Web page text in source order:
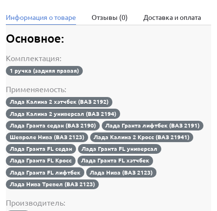
Информация о товаре Отзывы (0) Доставка и оплата
Основное:
Комплектация:
1 ручка (задняя правая)
Применяемость:
Лада Калина 2 хэтчбек (ВАЗ 2192)
Лада Калина 2 универсал (ВАЗ 2194)
Лада Гранта седан (ВАЗ 2190)
Лада Гранта лифтбек (ВАЗ 2191)
Шевроле Нива (ВАЗ 2123)
Лада Калина 2 Кросс (ВАЗ 21941)
Лада Гранта FL седан
Лада Гранта FL универсал
Лада Гранта FL Кросс
Лада Гранта FL хэтчбек
Лада Гранта FL лифтбек
Лада Нива (ВАЗ 2123)
Лада Нива Тревел (ВАЗ 2123)
Производитель: